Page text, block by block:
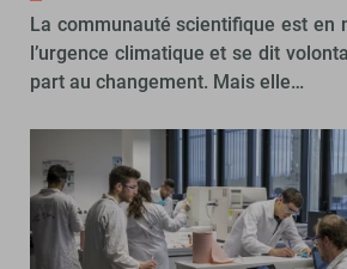
La communauté scientifique est en
l’urgence climatique et se dit
part au changement. Mais elle…